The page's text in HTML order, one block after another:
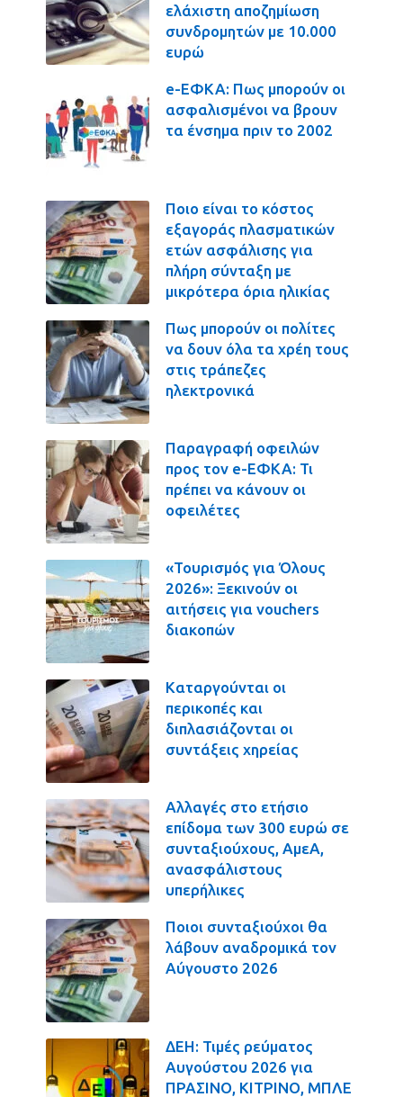
ελάχιστη αποζημίωση
συνδρομητών με 10.000
ευρώ
e-ΕΦΚΑ: Πως μπορούν οι
ασφαλισμένοι να βρουν
τα ένσημα πριν το 2002
Ποιο είναι το κόστος
εξαγοράς πλασματικών
ετών ασφάλισης για
πλήρη σύνταξη με
μικρότερα όρια ηλικίας
Πως μπορούν οι πολίτες
να δουν όλα τα χρέη τους
στις τράπεζες
ηλεκτρονικά
Παραγραφή οφειλών
προς τον e-ΕΦΚΑ: Τι
πρέπει να κάνουν οι
οφειλέτες
«Τουρισμός για Όλους
2026»: Ξεκινούν οι
αιτήσεις για vouchers
διακοπών
Καταργούνται οι
περικοπές και
διπλασιάζονται οι
συντάξεις χηρείας
Αλλαγές στο ετήσιο
επίδομα των 300 ευρώ σε
συνταξιούχους, ΑμεΑ,
ανασφάλιστους
υπερήλικες
Ποιοι συνταξιούχοι θα
λάβουν αναδρομικά τον
Αύγουστο 2026
ΔΕΗ: Τιμές ρεύματος
Αυγούστου 2026 για
ΠΡΑΣΙΝΟ, ΚΙΤΡΙΝΟ, ΜΠΛΕ